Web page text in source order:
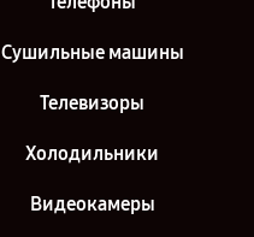
Сушильные машины
Телевизоры
Холодильники
Видеокамеры